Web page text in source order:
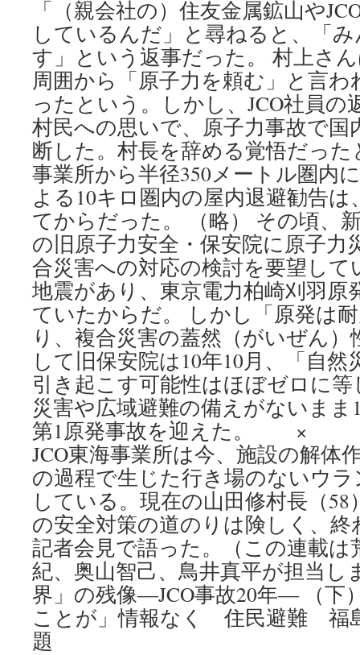
「（親会社の）住友金属鉱山や
しているんだ」と尋ねると、「
す」という返事だった。 村上さ
周囲から「原子力を頼む」と言
ったという。しかし、JCO社員の
村民への思いで、原子力事故で国
断した。村長を辞める覚悟だった
事業所から半径350メートル圏内
よる10キロ圏内の屋内退避勧告は
てからだった。 （略） その頃、
の旧原子力安全・保安院に原子力
合災害への対応の検討を要望して
地震があり、東京電力柏崎刈羽原
ていたからだ。 しかし「原発は
り、複合災害の蓋然（がいぜん
して旧保安院は10年10月、「自
引き起こす可能性はほぼゼロに
災害や広域避難の備えがないまま
第1原発事故を迎えた。 × ×
JCO東海事業所は今、施設の解体
の過程で生じた行き場のないウ
している。現在の山田修村長（58
の安全対策の道のりは険しく、
記者会見で語った。（この連載は
紀、奥山智己、鳥井真平が担当し
界」の残像―JCO事故20年― （下
ことが」情報なく 住民避難 福
題